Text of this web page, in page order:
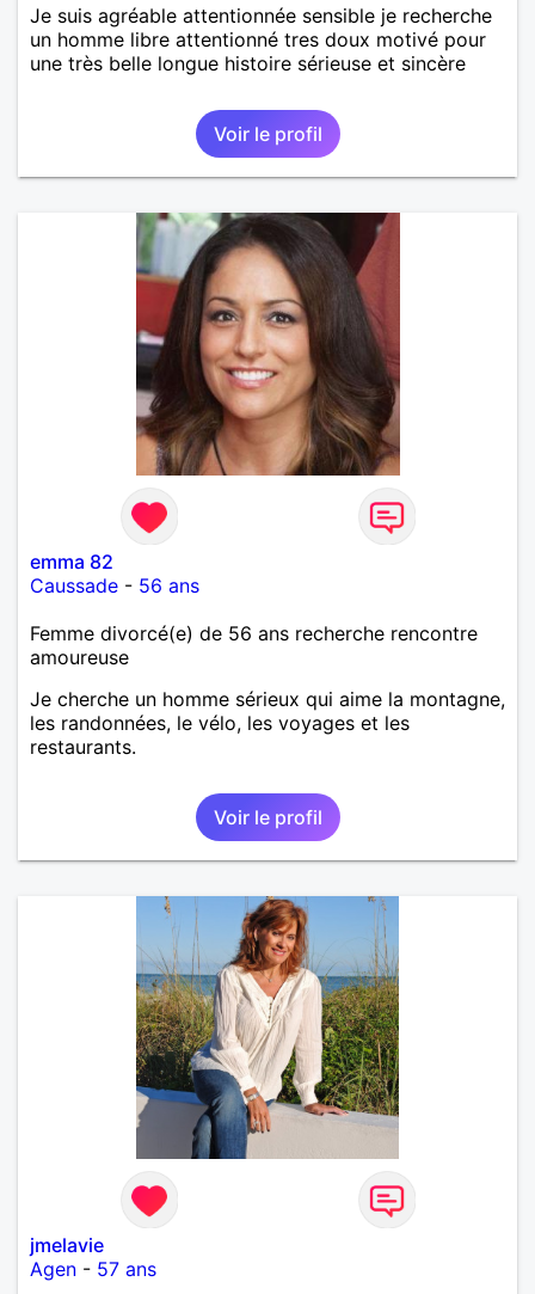
Je suis agréable attentionnée sensible je recherche
un homme libre attentionné tres doux motivé pour
une très belle longue histoire sérieuse et sincère
Voir le profil
emma 82
Caussade - 56 ans
Femme divorcé(e) de 56 ans recherche rencontre
amoureuse
Je cherche un homme sérieux qui aime la montagne,
les randonnées, le vélo, les voyages et les
restaurants.
Voir le profil
jmelavie
Agen - 57 ans